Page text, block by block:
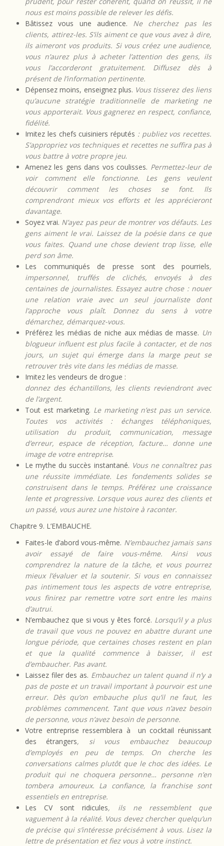
nous est moins possible de relever les défis.
Bâtissez vous une audience. Ne cherchez pas les
clients, attirez-les. S’ils aiment ce que vous avez à dire,
ils aimeront vos produits. Si vous créez une audience,
vous n’aurez plus à acheter l’attention des gens, ils
vous l’accorderont gratuitement. Diffusez dès à
présent de l’information pertinente.
Dépensez moins, enseignez plus. Vous tisserez des liens
qu’aucune stratégie traditionnelle de marketing ne
vous apporterait. Vous gagnerez en respect, confiance,
fidélité.
Imitez les chefs cuisiniers réputés : publiez vos recettes.
S’appropriez vos techniques et recettes ne suffira pas à
vous battre à votre propre jeu.
Amenez les gens dans vos coulisses. Permettez-leur de
voir comment elle fonctionne. Les gens veulent
découvrir comment les choses se font. Ils
comprendront mieux vos efforts et les apprécieront
davantage.
Soyez vrai. N’ayez pas peur de montrer vos défauts. Les
gens aiment le vrai. Laissez de la poésie dans ce que
vous faites. Quand une chose devient trop lisse, elle
perd son âme.
Les communiqués de presse sont des pourriels,
impersonnel, truffés de clichés, envoyés à des
centaines de journalistes. Essayez autre chose : nouer
une relation vraie avec un seul journaliste dont
l’approche vous plaît. Donnez du sens à votre
démarchez, démarquez-vous.
Préférez les médias de niche aux médias de masse. Un
blogueur influent est plus facile à contacter, et de nos
jours, un sujet qui émerge dans la marge peut se
retrouver très vite dans les médias de masse.
Imitez les vendeurs de drogue :
donnez des échantillons, les clients reviendront avec
de l’argent.
Tout est marketing. Le marketing n’est pas un service.
Toutes vos activités : échanges téléphoniques,
utilisation du produit, communication, message
d’erreur, espace de réception, facture… donne une
image de votre entreprise.
Le mythe du succès instantané. Vous ne connaîtrez pas
une réussite immédiate. Les fondements solides se
construisent dans le temps. Préférez une croissance
lente et progressive. Lorsque vous aurez des clients et
un passé, vous aurez une histoire à raconter.
Chapitre 9. L’EMBAUCHE.
Faites-le d’abord vous-même. N’embauchez jamais sans
avoir essayé de faire vous-même. Ainsi vous
comprendrez la nature de la tâche, et vous pourrez
mieux l’évaluer et la soutenir. Si vous en connaissez
pas intimement tous les aspects de votre entreprise,
vous finirez par remettre votre sort entre les mains
d’autrui.
N’embauchez que si vous y êtes forcé. Lorsqu’il y a plus
de travail que vous ne pouvez en abattre durant une
longue période, que certaines choses restent en plan
et que la qualité commence à baisser, il est
d’embaucher. Pas avant.
Laissez filer des as. Embauchez un talent quand il n’y a
pas de poste et un travail important à pourvoir est une
erreur. Dès qu’on embauche plus qu’il ne faut, les
problèmes commencent. Tant que vous n’avez besoin
de personne, vous n’avez besoin de personne.
Votre entreprise ressemblera à un cocktail réunissant
des étrangers, si vous embauchez beaucoup
d’employés en peu de temps. On cherche les
conversations calmes plutôt que le choc des idées. Le
produit qui ne choquera personne… personne n’en
tombera amoureux. La confiance, la franchise sont
essentiels en entreprise.
Les CV sont ridicules, ils ne ressemblent que
vaguement à la réalité. Vous devez chercher quelqu’un
de précise qui s’intéresse précisément à vous. Lisez la
lettre de présentation et fiez vous à votre instinct.